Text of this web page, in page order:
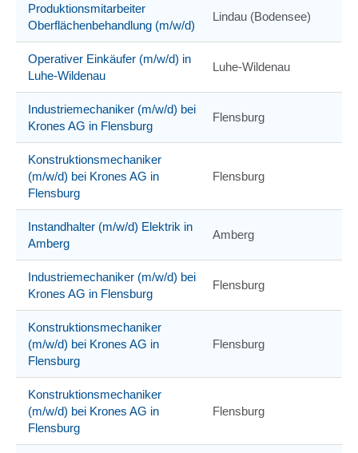
Produktionsmitarbeiter
Oberflächenbehandlung (m/w/d)
Lindau (Bodensee)
Operativer Einkäufer (m/w/d) in
Luhe-Wildenau
Luhe-Wildenau
Industriemechaniker (m/w/d) bei
Krones AG in Flensburg
Flensburg
Konstruktionsmechaniker
(m/w/d) bei Krones AG in
Flensburg
Flensburg
Instandhalter (m/w/d) Elektrik in
Amberg
Amberg
Industriemechaniker (m/w/d) bei
Krones AG in Flensburg
Flensburg
Konstruktionsmechaniker
(m/w/d) bei Krones AG in
Flensburg
Flensburg
Konstruktionsmechaniker
(m/w/d) bei Krones AG in
Flensburg
Flensburg